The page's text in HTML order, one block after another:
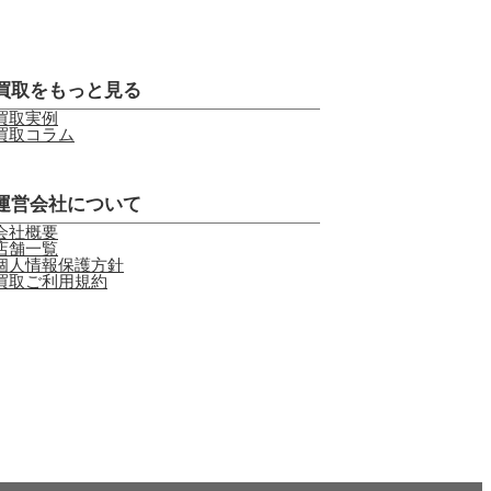
取をもっと見る
取実例
取コラム
営会社について
社概要
舗一覧
人情報保護方針
取ご利用規約